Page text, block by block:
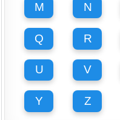
M N
Q R
U V
Y Z